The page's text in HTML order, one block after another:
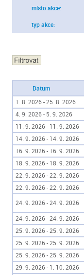
místo akce:
typ akce:
Datum
1. 8. 2026 - 25. 8. 2026
4. 9. 2026 - 5. 9. 2026
11. 9. 2026 - 11. 9. 2026
14. 9. 2026 - 14. 9. 2026
16. 9. 2026 - 16. 9. 2026
18. 9. 2026 - 18. 9. 2026
22. 9. 2026 - 22. 9. 2026
22. 9. 2026 - 22. 9. 2026
24. 9. 2026 - 24. 9. 2026
24. 9. 2026 - 24. 9. 2026
25. 9. 2026 - 25. 9. 2026
25. 9. 2026 - 25. 9. 2026
25. 9. 2026 - 25. 9. 2026
29. 9. 2026 - 1. 10. 2026